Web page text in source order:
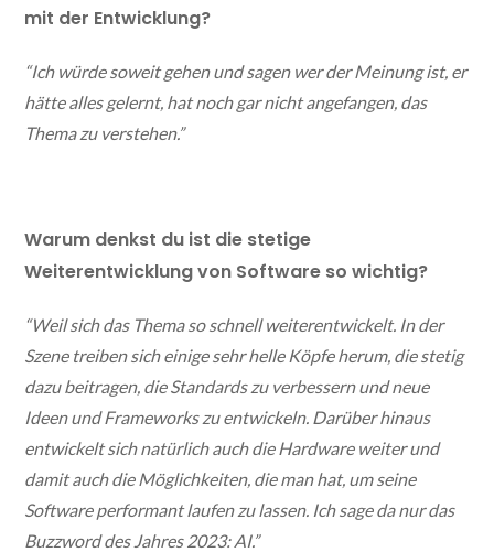
mit der Entwicklung?
“Ich würde soweit gehen und sagen wer der Meinung ist, er
hätte alles gelernt, hat noch gar nicht angefangen, das
Thema zu verstehen.”
Warum denkst du ist die stetige
Weiterentwicklung von Software so wichtig?
“Weil sich das Thema so schnell weiterentwickelt. In der
Szene treiben sich einige sehr helle Köpfe herum, die stetig
dazu beitragen, die Standards zu verbessern und neue
Ideen und Frameworks zu entwickeln. Darüber hinaus
entwickelt sich natürlich auch die Hardware weiter und
damit auch die Möglichkeiten, die man hat, um seine
Software performant laufen zu lassen. Ich sage da nur das
Buzzword des Jahres 2023: AI.”